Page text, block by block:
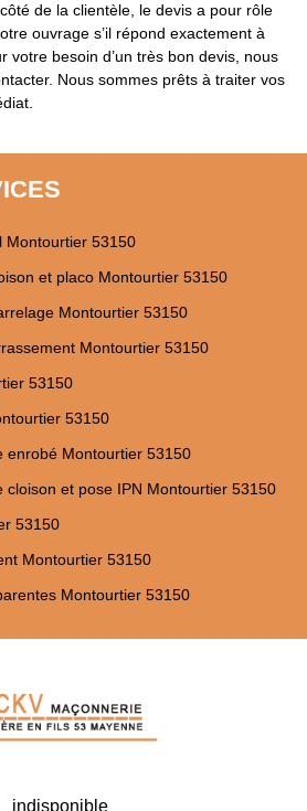
de la clientèle, le devis a pour rôle
ouvrage s’il répond exactement à
votre besoin d’un très bon devis, nous
Nous sommes prêts à traiter vos
Montourtier 53150
et placo Montourtier 53150
Montourtier 53150
Montourtier 53150
53150
53150
enrobé Montourtier 53150
cloison et pose IPN Montourtier 53150
53150
Montourtier 53150
Montourtier 53150
indisponible